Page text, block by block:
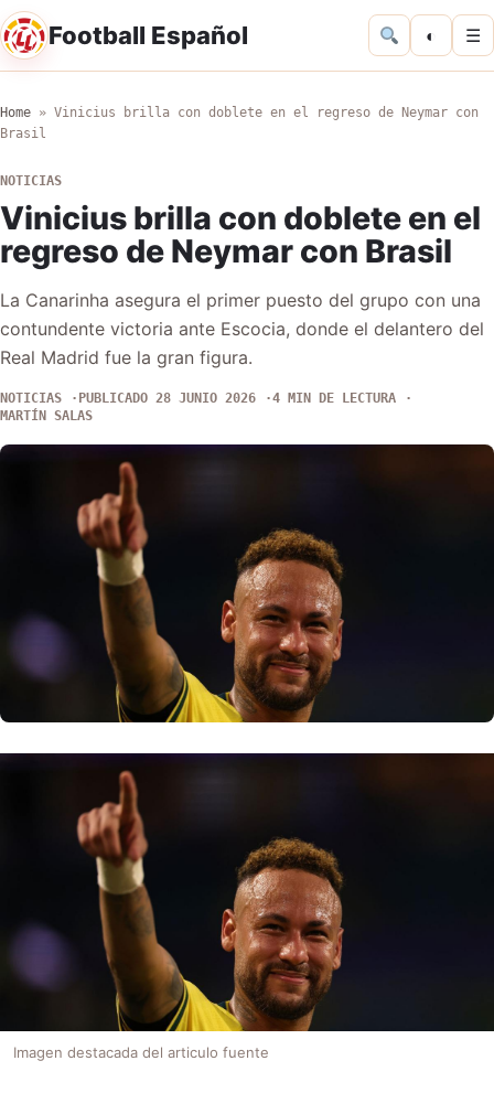
Football Español ◐ ☰
Home » Vinicius brilla con doblete en el regreso de Neymar con
Brasil
NOTICIAS
Vinicius brilla con doblete en el
regreso de Neymar con Brasil
La Canarinha asegura el primer puesto del grupo con una
contundente victoria ante Escocia, donde el delantero del
Real Madrid fue la gran figura.
NOTICIAS PUBLICADO 28 JUNIO 2026
4 MIN DE LECTURA
MARTÍN SALAS
Imagen destacada del articulo fuente